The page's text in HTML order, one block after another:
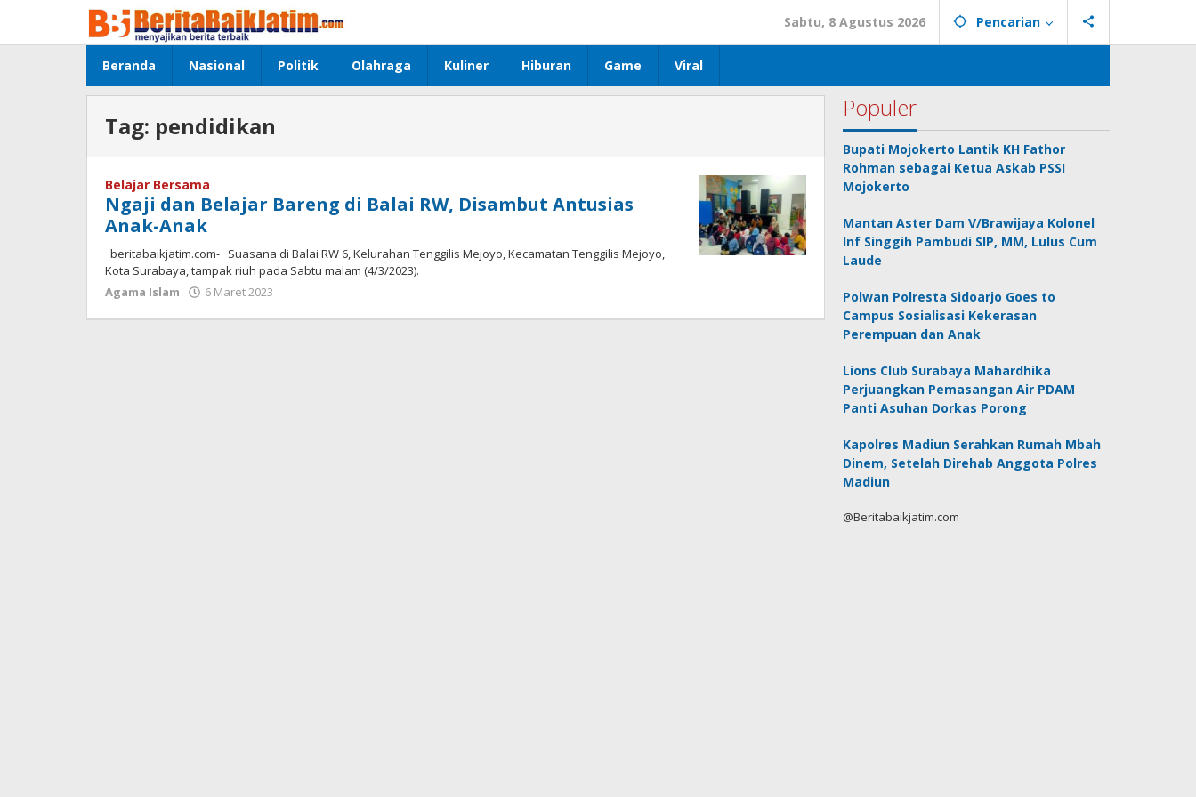
konten
Sabtu, 8 Agustus 2026 Pencarian
Beranda Nasional Politik Olahraga Kuliner Hiburan Game Viral
Tag: pendidikan
Belajar Bersama
Ngaji dan Belajar Bareng di Balai RW, Disambut Antusias
Anak-Anak
beritabaikjatim.com- Suasana di Balai RW 6, Kelurahan Tenggilis Mejoyo, Kecamatan Tenggilis Mejoyo,
Kota Surabaya, tampak riuh pada Sabtu malam (4/3/2023).
Agama Islam
6 Maret 2023
Populer
Bupati Mojokerto Lantik KH Fathor
Rohman sebagai Ketua Askab PSSI
Mojokerto
Mantan Aster Dam V/Brawijaya Kolonel
Inf Singgih Pambudi SIP, MM, Lulus Cum
Laude
Polwan Polresta Sidoarjo Goes to
Campus Sosialisasi Kekerasan
Perempuan dan Anak
Lions Club Surabaya Mahardhika
Perjuangkan Pemasangan Air PDAM
Panti Asuhan Dorkas Porong
Kapolres Madiun Serahkan Rumah Mbah
Dinem, Setelah Direhab Anggota Polres
Madiun
@Beritabaikjatim.com